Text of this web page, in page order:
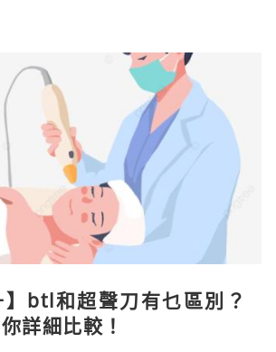
】btl和超聲刀有乜區別？
詳細比較！